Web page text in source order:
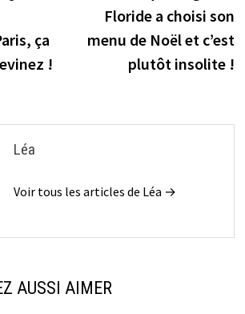
ça
!
Floride a choisi son
menu de Noël et c’est
plutôt insolite !
Léa
Voir tous les articles de Léa →
AUSSI AIMER